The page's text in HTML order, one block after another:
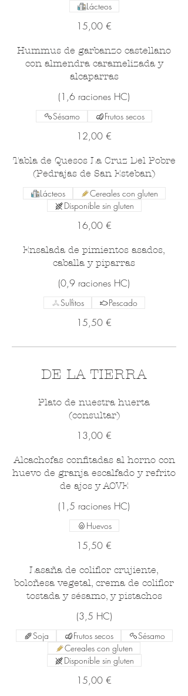
15,00 €
Lácteos
Hummus de garbanzo castellano
con almendra caramelizada y
alcaparras
(1,6 raciones HC)
12,00 €
Sésamo Frutos secos
Tabla de Quesos La Cruz Del Pobre
(Pedrajas de San Esteban)
16,00 €
Lácteos
Cereales con gluten
Disponible sin gluten
Ensalada de pimientos asados,
caballa y piparras
(0,9 raciones HC)
15,50 €
Sulfitos Pescado
DE LA TIERRA
Plato de nuestra huerta
(consultar)
13,00 €
Alcachofas confitadas al horno con
huevo de granja escalfado y refrito
de ajos y AOVE
(1,5 raciones HC)
15,50 €
Huevos
Lasaña de coliflor crujiente,
boloñesa vegetal, crema de coliflor
tostada y sésamo, y pistachos
(3,5 HC)
15,00 €
Soja Frutos secos
Sésamo
Cereales con gluten
Disponible sin gluten